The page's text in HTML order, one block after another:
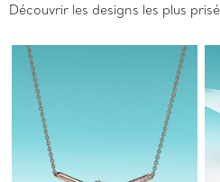
Découvrir les designs les plus